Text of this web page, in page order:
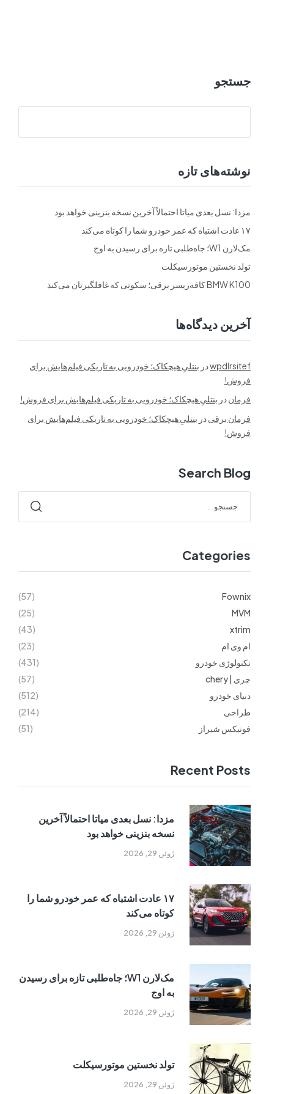
جستجو
نوشته‌های تازه
مزدا: نسل بعدی میاتا احتمالاً آخرین نسخه بنزینی خواهد بود
۱۷ عادت اشتباه که عمر خودرو شما را کوتاه می‌کند
مک‌لارن W1؛ جاه‌طلبی تازه برای رسیدن به اوج
تولد نخستین موتورسیکلت
BMW K100 کافه‌ریسر برقی؛ سکوتی که غافلگیرتان می‌کند
آخرین دیدگاه‌ها
wpdlrsitefدر بنتلیِ هیچکاک؛ خودرویی به تاریکی فیلم‌هایش برای
فروش!
فرماندر بنتلیِ هیچکاک؛ خودرویی به تاریکی فیلم‌هایش برای فروش!
فرمان برقیدر بنتلیِ هیچکاک؛ خودرویی به تاریکی فیلم‌هایش برای
فروش!
Search Blog
Categories
Fownix
(57)
MVM
(25)
xtrim
(43)
ام وی ام
(23)
تکنولوژی خودرو
(431)
چری | chery
(57)
دنیای خودرو
(512)
طراحی
(214)
فونیکس شیراز
(51)
Recent Posts
ژوئن 29, 2026
مزدا: نسل بعدی میاتا احتمالاً آخرین
نسخه بنزینی خواهد بود
ژوئن 29, 2026
۱۷ عادت اشتباه که عمر خودرو شما را
کوتاه می‌کند
ژوئن 29, 2026
مک‌لارن W1؛ جاه‌طلبی تازه برای رسیدن
به اوج
ژوئن 29, 2026
تولد نخستین موتورسیکلت